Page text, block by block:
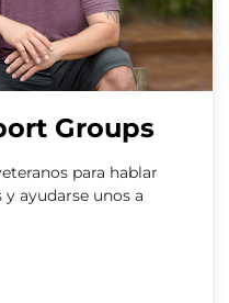
Groups
para hablar
ayudarse unos a